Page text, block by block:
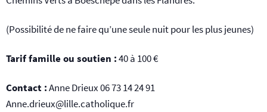
(Possibilité de ne faire qu’une seule nuit pour les plus jeunes)
Tarif famille ou soutien :40 à 100 €
Contact :Anne Drieux 06 73 14 24 91
Anne.drieux@lille.catholique.fr